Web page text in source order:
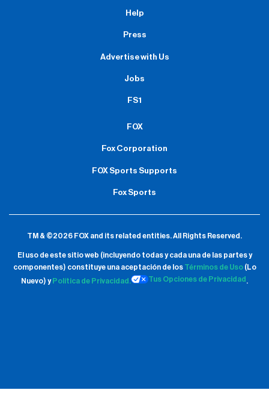
Help
Press
Advertise with Us
Jobs
FS1
FOX
Fox Corporation
FOX Sports Supports
Fox Sports
TM & ©2026 FOX and its related entities.All Rights Reserved.
El uso de este sitio web (incluyendo todas y cada una de las partes y
componentes) constituye una aceptación de los Términos de Uso(Lo
Nuevo) y Política de Privacidad. Tus Opciones de Privacidad .